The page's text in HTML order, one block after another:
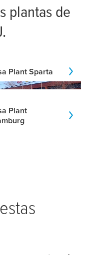
plantas de
Plant Sparta
Plant